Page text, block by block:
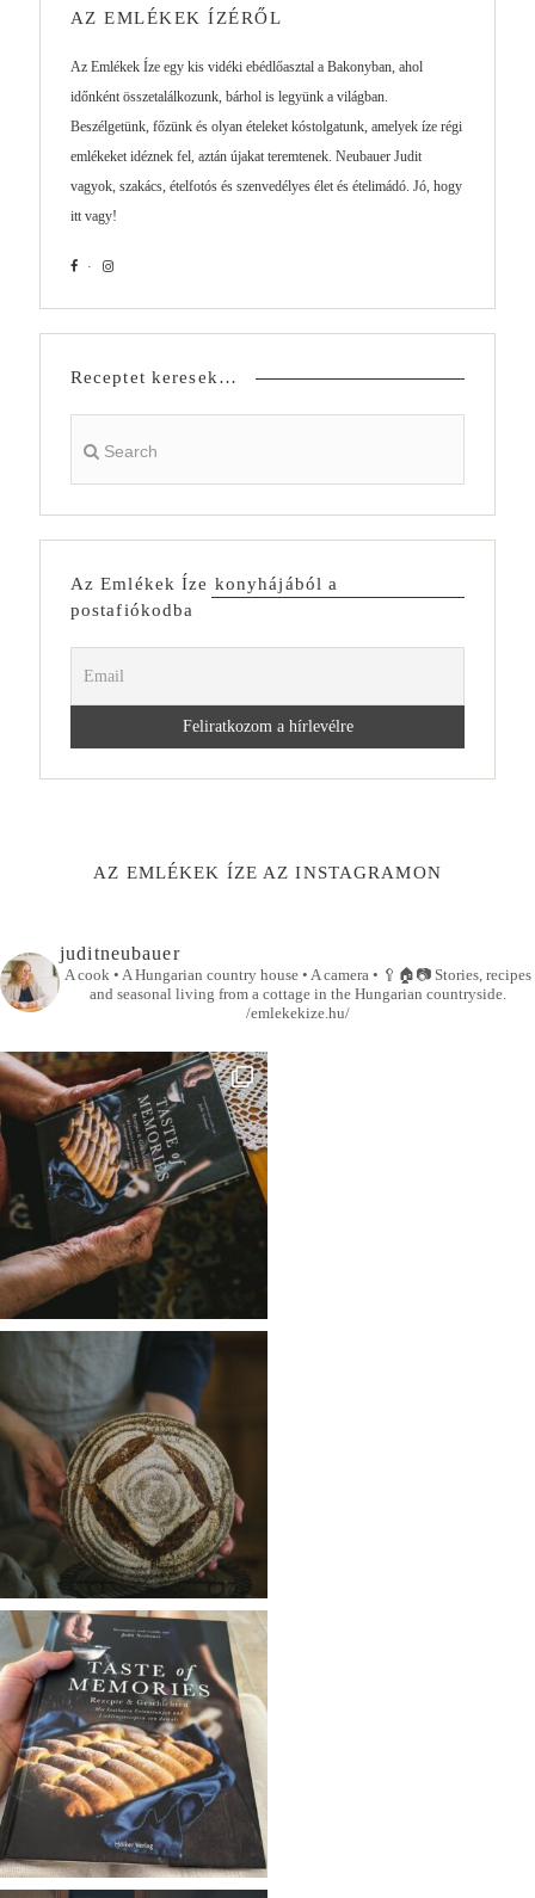
AZ EMLÉKEK ÍZÉRŐL
Az Emlékek Íze egy kis vidéki ebédlőasztal a Bakonyban, ahol
időnként összetalálkozunk, bárhol is legyünk a világban.
Beszélgetünk, főzünk és olyan ételeket kóstolgatunk, amelyek íze régi
emlékeket idéznek fel, aztán újakat teremtenek. Neubauer Judit
vagyok, szakács, ételfotós és szenvedélyes élet és ételimádó. Jó, hogy
itt vagy!
Receptet keresek…
Az Emlékek Íze konyhájából a
postafiókodba
AZ EMLÉKEK ÍZE AZ INSTAGRAMON
juditneubauer
A cook • A Hungarian country house • A camera • 🥄🏠📷Stories, recipes
and seasonal living from a cottage in the Hungarian countryside.
/emlekekize.hu/